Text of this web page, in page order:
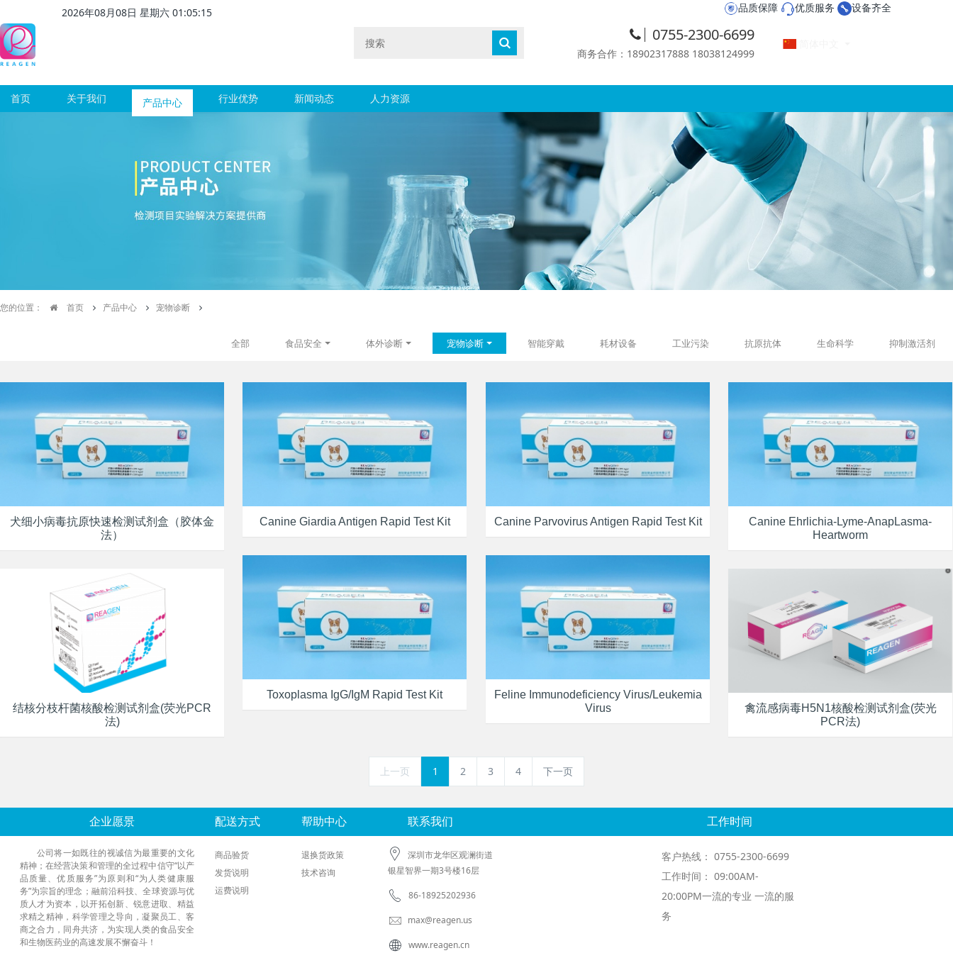
2026年08月08日 星期六 01 :05:16 品质保障 优质服务 设备齐全
0755-2300-6699
商务合作：18902317888 18038124999
首页 关于我们 产品中心 行业优势 新闻动态 人力资源
您的位置： 首页 产品中心 宠物诊断
全部 食品安全 体外诊断 宠物诊断 智能穿戴 耗材设备 工业污染 抗原抗体 生命科学 抑制激活剂
犬细小病毒抗原快速检测试剂盒（胶体金
法）
Canine Giardia Antigen Rapid Test Kit Canine Parvovirus Antigen Rapid Test Kit
Canine Ehrlichia-Lyme-AnapLasma-
Heartworm
Toxoplasma IgG/IgM Rapid Test Kit
Feline Immunodeficiency Virus/Leukemia
Virus
结核分枝杆菌核酸检测试剂盒(荧光PCR
法)
禽流感病毒H5N1核酸检测试剂盒(荧光
PCR法)
上一页 1 2 3 4 下一页
企业愿景
公司将一如既往的视诚信为最重要的文化
精神；在经营决策和管理的全过程中信守“以产
品质量、优质服务”为原则和“为人类健康服
务”为宗旨的理念；融前沿科技、全球资源与优
质人才为资本，以开拓创新、锐意进取、精益
求精之精神，科学管理之导向，凝聚员工、客
商之合力，同舟共济，为实现人类的食品安全
和生物医药业的高速发展不懈奋斗！
配送方式
商品验货
发货说明
运费说明
帮助中心
退换货政策
技术咨询
联系我们
深圳市龙华区观澜街道
银星智界一期3号楼16层
86-18925202936
max@reagen.us
www.reagen.cn
工作时间
客户热线： 0755-2300-6699
工作时间： 09:00AM-
20:00PM一流的专业 一流的服
务